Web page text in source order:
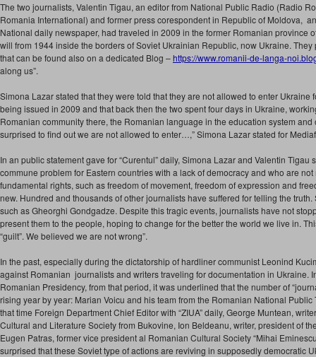
The two journalists, Valentin Tigau, an editor from National Public Radio (Radio
Romania International) and former press corespondent in Republic of Moldova,
National daily newspaper, had traveled in 2009 in the former Romanian province
will from 1944 inside the borders of Soviet Ukrainian Republic, now Ukraine.
that can be found also on a dedicated Blog –https://www.romanii-de-langa-
along us”.
Simona Lazar stated that they were told that they are not allowed to enter Ukraine
being issued in 2009 and that back then the two spent four days in Ukraine,
Romanian community there, the Romanian language in the education system and
surprised to find out we are not allowed to enter…,” Simona Lazar stated for
In an public statement gave for “Curentul” daily, Simona Lazar and Valentin Tigau
commune problem for Eastern countries with a lack of democracy and who are
fundamental rights, such as freedom of movement, freedom of expression and
new. Hundred and thousands of other journalists have suffered for telling the
such as Gheorghi Gondgadze. Despite this tragic events, journalists have not
present them to the people, hoping to change for the better the world we live in.
“guilt”. We believed we are not wrong”.
In the past, especially during the dictatorship of hardliner communist Leonind
against Romanian journalists and writers traveling for documentation in Ukraine.
Romanian Presidency, from that period, it was underlined that the number of
rising year by year: Marian Voicu and his team from the Romanian National Public
that time Foreign Department Chief Editor with “ZIUA” daily, George Muntean,
Cultural and Literature Society from Bukovine, Ion Beldeanu, writer, president of
Eugen Patras, former vice president al Romanian Cultural Society “Mihai
surprised that these Soviet type of actions are reviving in supposedly democratic